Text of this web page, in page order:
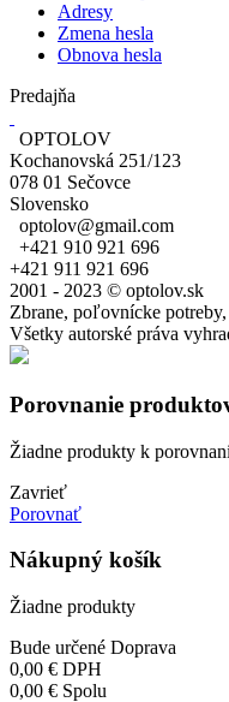
Adresy
Zmena hesla
Obnova hesla
Predajňa
OPTOLOV
Kochanovská 251/123
078 01 Sečovce
Slovensko
optolov@gmail.com
+421 910 921 696
+421 911 921 696
2001 - 2023 © optolov.sk
Zbrane, poľovnícke
Všetky autorské práva
Porovnanie
Žiadne produkty k
Zavrieť
Porovnať
Nákupný košík
Žiadne produkty
Bude určené Doprava
0,00 € DPH
0,00 € Spolu